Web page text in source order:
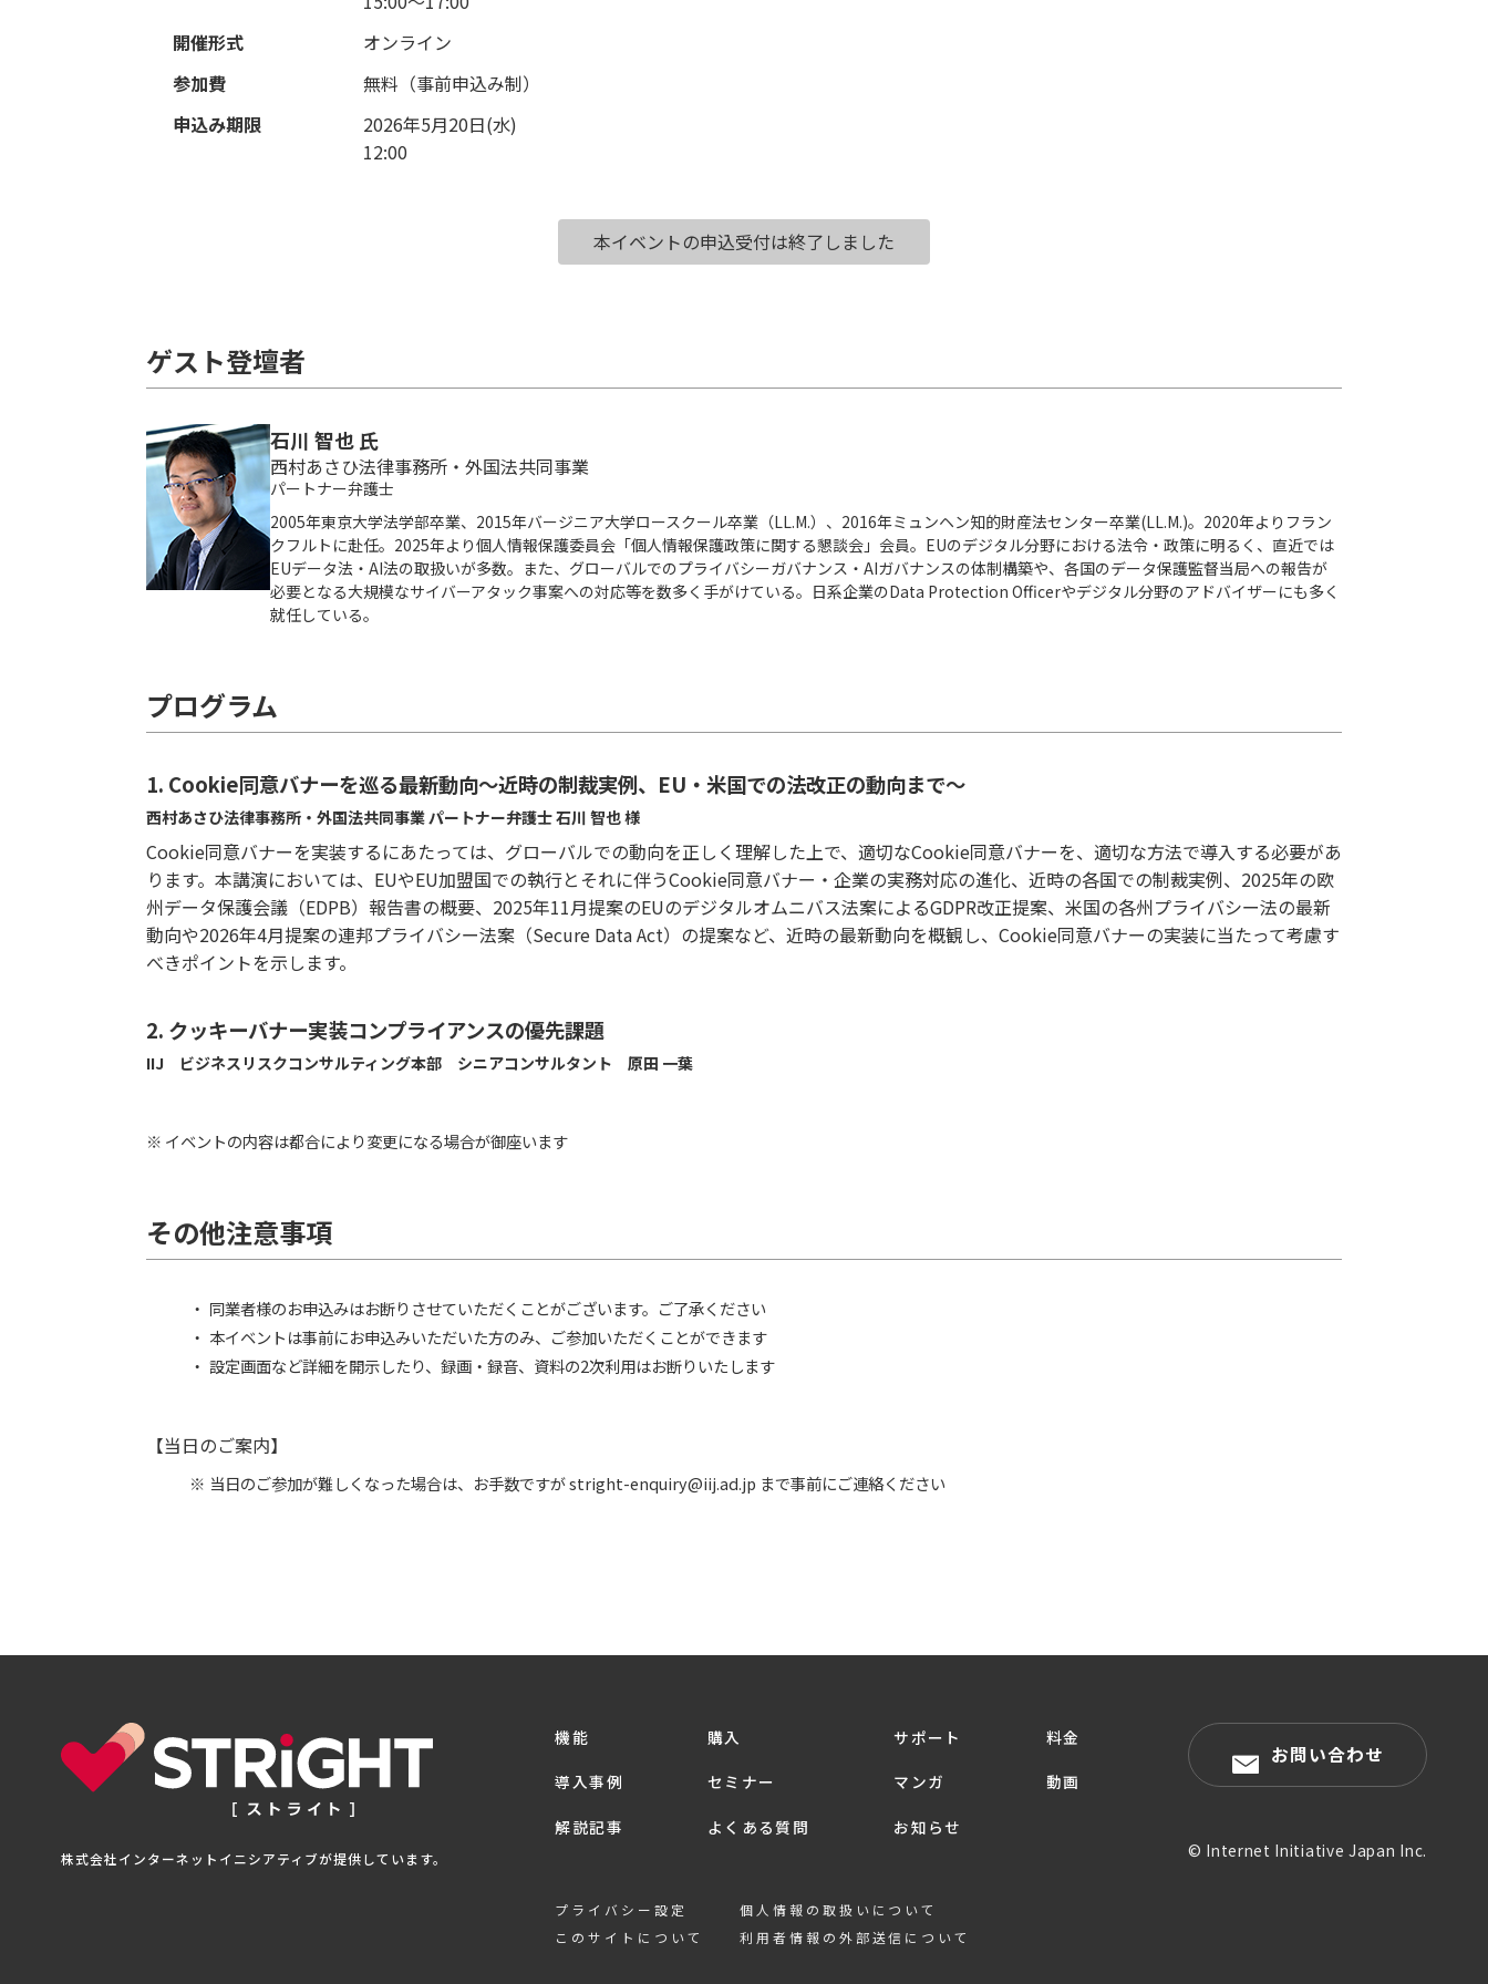
開催形式
オンライン
参加費
無料（事前申込み制）
申込み期限
2026年5月20日(水)
12:00
本イベントの申込受付は終了しました
ゲスト登壇者
石川 智也 氏
西村あさひ法律事務所・外国法共同事業
パートナー弁護士
2005年東京大学法学部卒業、2015年バージニア大学ロースクール卒業（LL.M.）、2016年ミュンヘン知的財産法センター卒業(LL.M.)。2020年よりフラン
クフルトに赴任。2025年より個人情報保護委員会「個人情報保護政策に関する懇談会」会員。EUのデジタル分野における法令・政策に明るく、直近では
EUデータ法・AI法の取扱いが多数。また、グローバルでのプライバシーガバナンス・AIガバナンスの体制構築や、各国のデータ保護監督当局への報告が
必要となる大規模なサイバーアタック事案への対応等を数多く手がけている。日系企業のData Protection Officerやデジタル分野のアドバイザーにも多く
就任している。
プログラム
1. Cookie同意バナーを巡る最新動向～近時の制裁実例、EU・米国での法改正の動向まで～
西村あさひ法律事務所・外国法共同事業 パートナー弁護士 石川 智也 様
Cookie同意バナーを実装するにあたっては、グローバルでの動向を正しく理解した上で、適切なCookie同意バナーを、適切な方法で導入する必要があ
ります。本講演においては、EUやEU加盟国での執行とそれに伴うCookie同意バナー・企業の実務対応の進化、近時の各国での制裁実例、2025年の欧
州データ保護会議（EDPB）報告書の概要、2025年11月提案のEUのデジタルオムニバス法案によるGDPR改正提案、米国の各州プライバシー法の最新
動向や2026年4月提案の連邦プライバシー法案（Secure Data Act）の提案など、近時の最新動向を概観し、Cookie同意バナーの実装に当たって考慮す
べきポイントを示します。
2. クッキーバナー実装コンプライアンスの優先課題
IIJ ビジネスリスクコンサルティング本部 シニアコンサルタント 原田 一葉
※ イベントの内容は都合により変更になる場合が御座います
その他注意事項
同業者様のお申込みはお断りさせていただくことがございます。ご了承ください
本イベントは事前にお申込みいただいた方のみ、ご参加いただくことができます
設定画面など詳細を開示したり、録画・録音、資料の2次利用はお断りいたします
【当日のご案内】
当日のご参加が難しくなった場合は、お手数ですが stright-enquiry@iij.ad.jp まで事前にご連絡ください
株式会社インターネットイニシアティブが提供しています。
機能 購入 サポート 料金
導入事例 セミナー マンガ 動画
解説記事 よくある質問 お知らせ
プライバシー設定
個人情報の取扱いについて
このサイトについて
利用者情報の外部送信について
お問い合わせ
© Internet Initiative Japan Inc.